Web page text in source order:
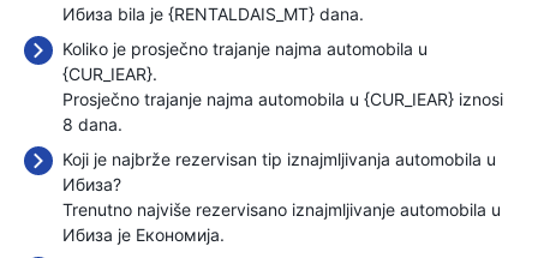
Ибиза bila je {RENTALDAIS_MT} dana.
Koliko je prosječno trajanje najma automobila u
{CUR_IEAR}.
Prosječno trajanje najma automobila u {CUR_IEAR} iznosi
8 dana.
Koji je najbrže rezervisan tip iznajmljivanja automobila u
Ибиза?
Trenutno najviše rezervisano iznajmljivanje automobila u
Ибиза je Економија.